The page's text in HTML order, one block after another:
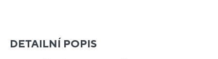
DETAILNÍ POPIS